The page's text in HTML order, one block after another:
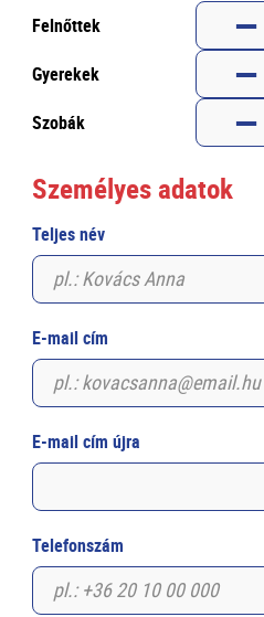
Felnőttek —
Szobák —
Gyerekek —
Személyes adatok
Teljes név
E-mail cím
E-mail cím újra
Telefonszám